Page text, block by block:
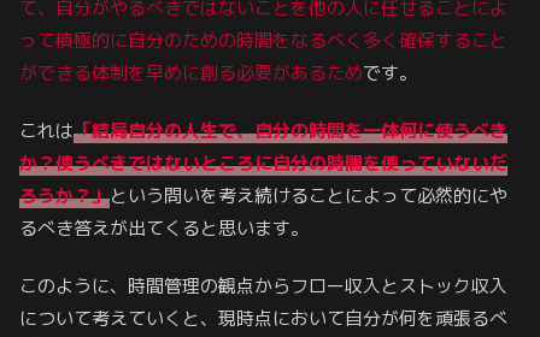
て、自分がやるべきではないことを他の人に任せることによ
って積極的に自分のための時間をなるべく多く確保すること
ができる体制を早めに創る必要があるためです。
これは「結局自分の人生で、自分の時間を一体何に使うべき
か？使うべきではないところに自分の時間を使っていないだ
ろうか？」という問いを考え続けることによって必然的にや
るべき答えが出てくると思います。
このように、時間管理の観点からフロー収入とストック収入
について考えていくと、現時点において自分が何を頑張るべ